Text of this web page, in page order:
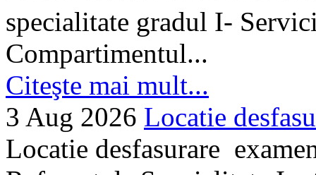
specialitate gradul I-
Compartimentul...
Citeşte mai mult...
3 Aug 2026 Locatie
Locatie desfasurare